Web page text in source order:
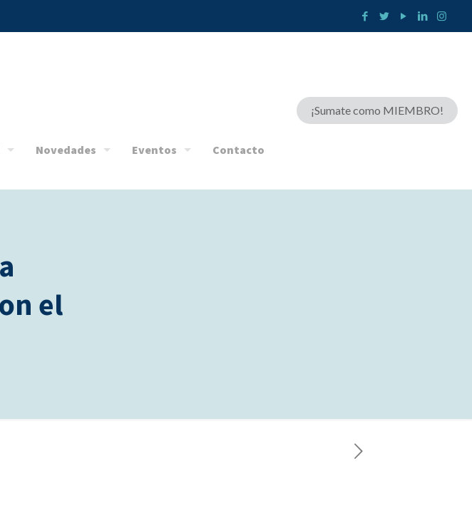
Novedades Eventos Contacto
¡Sumate como MIEMBRO!
el